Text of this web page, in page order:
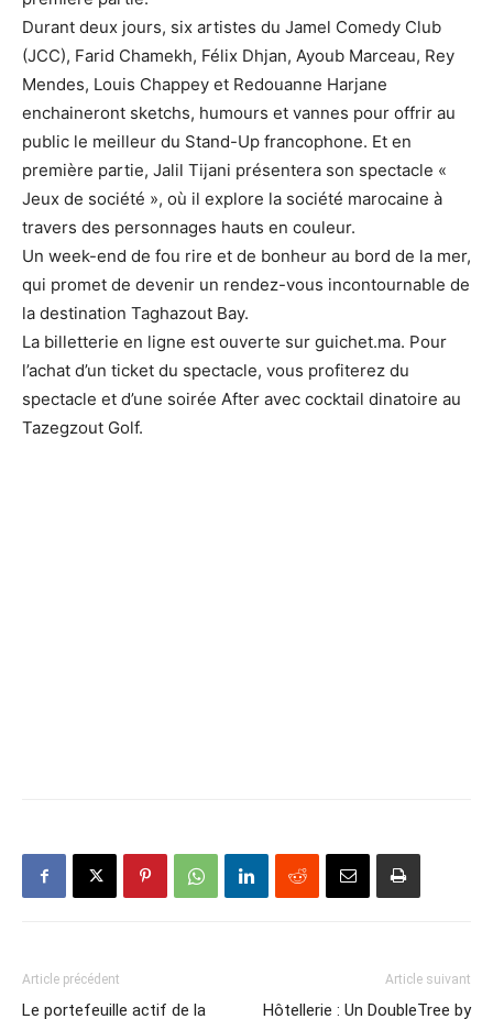
Durant deux jours, six artistes du Jamel Comedy Club
(JCC), Farid Chamekh, Félix Dhjan, Ayoub Marceau, Rey
Mendes, Louis Chappey et Redouanne Harjane
enchaineront sketchs, humours et vannes pour offrir au
public le meilleur du Stand-Up francophone. Et en
première partie, Jalil Tijani présentera son spectacle «
Jeux de société », où il explore la société marocaine à
travers des personnages hauts en couleur.
Un week-end de fou rire et de bonheur au bord de la mer,
qui promet de devenir un rendez-vous incontournable de
la destination Taghazout Bay.
La billetterie en ligne est ouverte sur guichet.ma. Pour
l’achat d’un ticket du spectacle, vous profiterez du
spectacle et d’une soirée After avec cocktail dinatoire au
Tazegzout Golf.
Article précédent
Le portefeuille actif de la
Article suivant
Hôtellerie : Un DoubleTree by